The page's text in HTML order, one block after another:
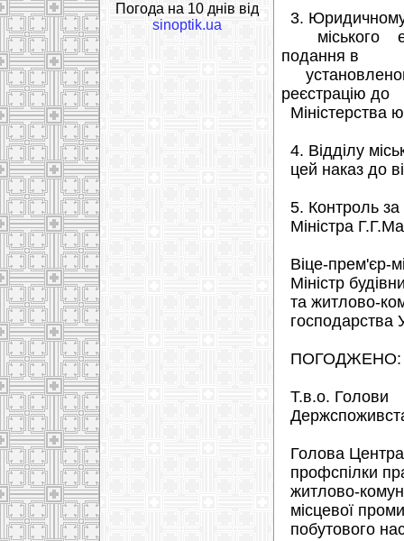
Погода на 10 днів від
sinoptik.ua
3.
міського
подання в
реєстрацію до
Міністерства
4. Відділу
цей наказ до
5. Контроль за
Міністра
Віце-прем'єр-
Міністр
та житлово-
господарства
ПОГОДЖЕНО:
Т.в.о. Голови
Голова
профспілки
житлово-
місцевої
побутового